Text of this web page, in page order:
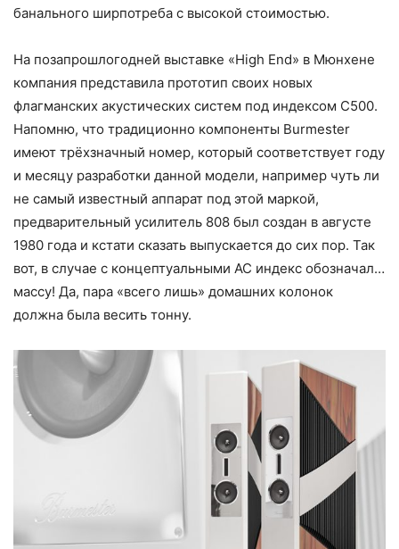
банального ширпотреба с высокой стоимостью.
На позапрошлогодней выставке «High End» в Мюнхене
компания представила прототип своих новых
флагманских акустических систем под индексом C500.
Напомню, что традиционно компоненты Burmester
имеют трёхзначный номер, который соответствует году
и месяцу разработки данной модели, например чуть ли
не самый известный аппарат под этой маркой,
предварительный усилитель 808 был создан в августе
1980 года и кстати сказать выпускается до сих пор. Так
вот, в случае с концептуальными АС индекс обозначал…
массу! Да, пара «всего лишь» домашних колонок
должна была весить тонну.